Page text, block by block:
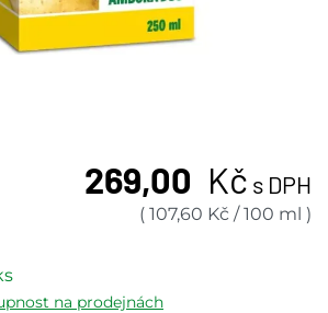
269,00 Kč s DPH
( 107,60 Kč /100 ml )
na prodejnách